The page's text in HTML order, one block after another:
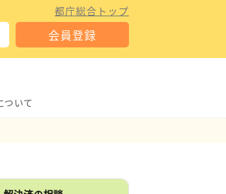
都庁総合トップ
会員登録
ついて